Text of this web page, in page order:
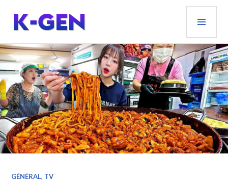
contenu
principal
K-GEN
GÉNÉRAL, TV